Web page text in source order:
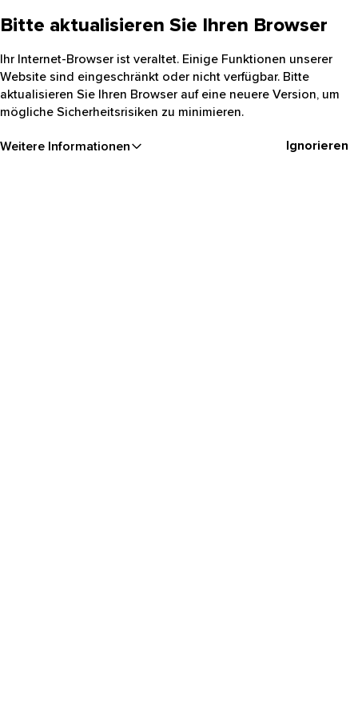
Bitte aktualisieren Sie Ihren Browser
Ihr Internet-Browser ist veraltet. Einige Funktionen unserer
Website sind eingeschränkt oder nicht verfügbar. Bitte
aktualisieren Sie Ihren Browser auf eine neuere Version, um
mögliche Sicherheitsrisiken zu minimieren.
Weitere Informationen Ignorieren